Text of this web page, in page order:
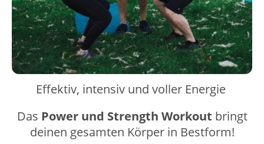
Effektiv, intensiv und voller Energie
Das Power und Strength Workout bringt
deinen gesamten Körper in Bestform!